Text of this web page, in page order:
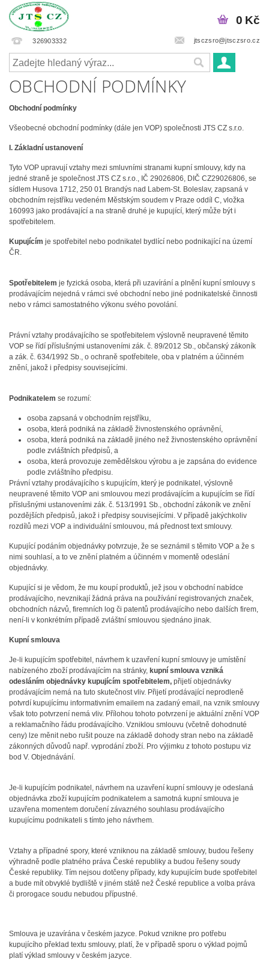
326903332 jtsczsro@jtsczsro.cz
0 Kč
OBCHODNÍ PODMÍNKY
Obchodní podmínky
Všeobecné obchodní podmínky (dále jen VOP) společnosti JTS CZ s.r.o.
I. Základní ustanovení
Tyto VOP upravují vztahy mezi smluvními stranami kupní smlouvy, kdy na
jedné straně je společnost JTS CZ s.r.o., IČ 29026806, DIČ CZ29026806, se
sídlem Husova 1712, 250 01 Brandýs nad Labem-St. Boleslav, zapsaná v
obchodním rejstříku vedeném Městským soudem v Praze oddíl C, vložka
160993 jako prodávající a na straně druhé je kupující, který může být i
spotřebitelem.
Kupujícím je spotřebitel nebo podnikatel bydlící nebo podnikající na území
ČR.
Spotřebitelem je fyzická osoba, která při uzavírání a plnění kupní smlouvy s
prodávajícím nejedná v rámci své obchodní nebo jiné podnikatelské činnosti
nebo v rámci samostatného výkonu svého povolání.
Právní vztahy prodávajícího se spotřebitelem výslovně neupravené těmito
VOP se řídí příslušnými ustanoveními zák. č. 89/2012 Sb., občanský zákoník
a zák. č. 634/1992 Sb., o ochraně spotřebitele, oba v platném a účinném
znění, jakož i předpisy souvisejícími.
Podnikatelem se rozumí:
osoba zapsaná v obchodním rejstříku,
osoba, která podniká na základě živnostenského oprávnění,
osoba, která podniká na základě jiného než živnostenského oprávnění
podle zvláštních předpisů, a
osoba, která provozuje zemědělskou výrobu a je zapsána do evidence
podle zvláštního předpisu.
Právní vztahy prodávajícího s kupujícím, který je podnikatel, výslovně
neupravené těmito VOP ani smlouvou mezi prodávajícím a kupujícím se řídí
příslušnými ustanoveními zák. č. 513/1991 Sb., obchodní zákoník ve znění
pozdějších předpisů, jakož i předpisy souvisejícími. V případě jakýchkoliv
rozdílů mezi VOP a individuální smlouvou, má přednost text smlouvy.
Kupující podáním objednávky potvrzuje, že se seznámil s těmito VOP a že s
nimi souhlasí, a to ve znění platném a účinném v momentě odeslání
objednávky.
Kupující si je vědom, že mu koupí produktů, jež jsou v obchodní nabídce
prodávajícího, nevznikají žádná práva na používání registrovaných značek,
obchodních názvů, firemních log či patentů prodávajícího nebo dalších firem,
není-li v konkrétním případě zvláštní smlouvou sjednáno jinak.
Kupní smlouva
Je-li kupujícím spotřebitel, návrhem k uzavření kupní smlouvy je umístění
nabízeného zboží prodávajícím na stránky, kupní smlouva vzniká
odesláním objednávky kupujícím spotřebitelem, přijetí objednávky
prodávajícím nemá na tuto skutečnost vliv. Přijetí prodávající neprodleně
potvrdí kupujícímu informativním emailem na zadaný email, na vznik smlouvy
však toto potvrzení nemá vliv. Přílohou tohoto potvrzení je aktuální znění VOP
a reklamačního řádu prodávajícího. Vzniklou smlouvu (včetně dohodnuté
ceny) lze měnit nebo rušit pouze na základě dohody stran nebo na základě
zákonných důvodů např. vyprodání zboží. Pro výjimku z tohoto postupu viz
bod V. Objednávání.
Je-li kupujícím podnikatel, návrhem na uzavření kupní smlouvy je odeslaná
objednávka zboží kupujícím podnikatelem a samotná kupní smlouva je
uzavřena momentem doručení závazného souhlasu prodávajícího
kupujícímu podnikateli s tímto jeho návrhem.
Vztahy a případné spory, které vzniknou na základě smlouvy, budou řešeny
výhradně podle platného práva České republiky a budou řešeny soudy
České republiky. Tím nejsou dotčeny případy, kdy kupujícím bude spotřebitel
a bude mít obvyklé bydliště v jiném státě než České republice a volba práva
či prorogace soudu nebudou přípustné.
Smlouva je uzavírána v českém jazyce. Pokud vznikne pro potřebu
kupujícího překlad textu smlouvy, platí, že v případě sporu o výklad pojmů
platí výklad smlouvy v českém jazyce.